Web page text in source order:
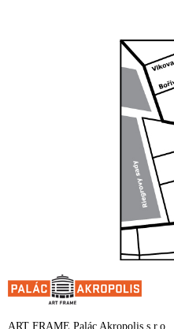
ART FRAME Palác Akropolis s.r.o.